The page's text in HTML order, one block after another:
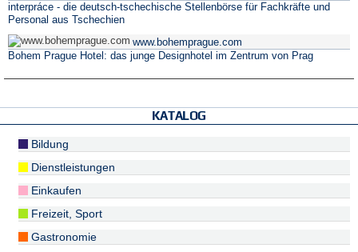
interpráce - die deutsch-tschechische Stellenbörse für Fachkräfte und
Personal aus Tschechien
www.bohemprague.com
Bohem Prague Hotel: das junge Designhotel im Zentrum von Prag
KATALOG
Bildung
Dienstleistungen
Einkaufen
Freizeit, Sport
Gastronomie